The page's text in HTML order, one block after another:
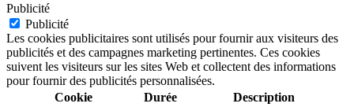
Publicité
Publicité
Les cookies publicitaires sont utilisés pour fournir aux visiteurs des
publicités et des campagnes marketing pertinentes. Ces cookies
suivent les visiteurs sur les sites Web et collectent des informations
pour fournir des publicités personnalisées.
Cookie
Durée Description